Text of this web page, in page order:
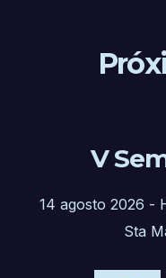
V
14 agosto 2026 -
Sta